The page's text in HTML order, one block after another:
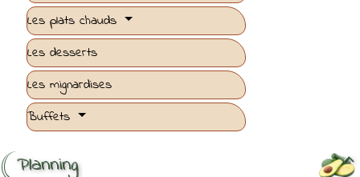
Les plats chauds
Les desserts
Les mignardises
Buffets

Planning